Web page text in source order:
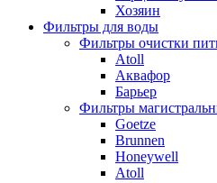
Хозяин
Фильтры для воды
Фильтры очистки
Atoll
Аквафор
Барьер
Фильтры
Goetze
Brunnen
Honeywell
Atoll